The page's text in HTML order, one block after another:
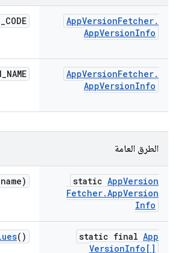
AppVersionFetcher.
AppVersionInfo
_CODE
AppVersionFetcher.
AppVersionInfo
_NAME
الطرق العامة
static AppVersion
Fetcher.AppVersion
Info
static final App
VersionInfo[]
()